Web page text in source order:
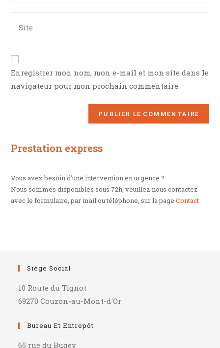
your
URL
Enregistrer mon nom, mon e-mail et mon site dans le
navigateur pour mon prochain commentaire.
Prestation express
Vous avez besoin d'une intervention en urgence ?
Nous sommes disponibles sous 72h, veuillez nous contactez
avec le formulaire, par mail ou téléphone, sur la pageContact
Siège Social
10 Route du Tignot
69270 Couzon-au-Mont-d'Or
Bureau Et Entrepôt
65 rue du Bugey